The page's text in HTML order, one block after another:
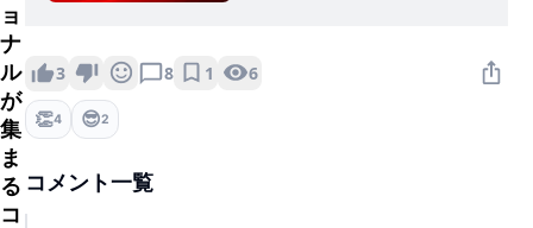
ョ
ナ
ル
が
集
ま
る
コ
信に関する権利を独占的に保有。CS/ネ
3 8 1 6
👏4 😎2
コメント一覧